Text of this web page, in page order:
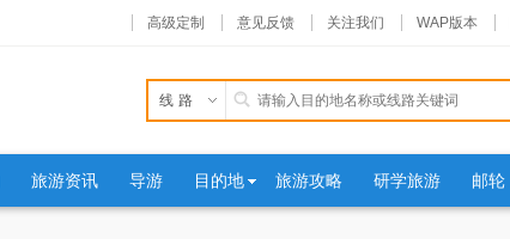
高级定制 意见反馈 关注我们 WAP版本
线路
旅游资讯 导游 目的地 旅游攻略 研学旅游 邮轮